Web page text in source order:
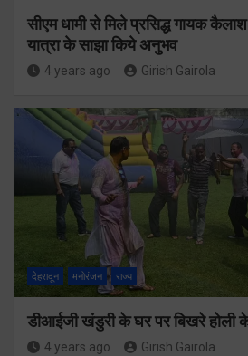
सीएम धामी से मिले प्रसिद्ध गायक
यात्रा के साझा किये अनुभव
4 years ago Girish Gairola
देहरादून मनोरंजन राज्य
डीआईजी खंडुरी के घर पर बिखरे होली
4 years ago Girish Gairola